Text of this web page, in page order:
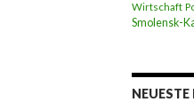
Wirtschaft
Smolensk-
NEUESTE